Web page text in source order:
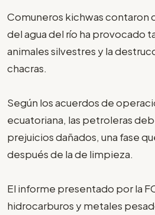
Comuneros kichwas contaron
del agua del río ha provocado
animales silvestres y la
chacras.
Según los acuerdos de
ecuatoriana, las petroleras
prejuicios dañados, una fase
después de la de limpieza.
El informe presentado por la
hidrocarburos y metales